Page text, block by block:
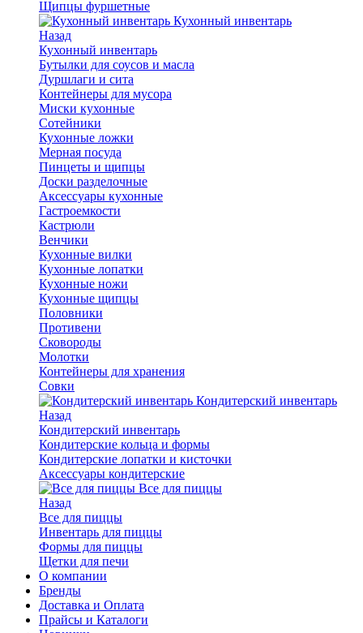
Щипцы фуршетные
Кухонный инвентарь
Назад
Кухонный инвентарь
Бутылки для соусов и масла
Дуршлаги и сита
Контейнеры для мусора
Миски кухонные
Сотейники
Кухонные ложки
Мерная посуда
Пинцеты и щипцы
Доски разделочные
Аксессуары кухонные
Гастроемкости
Кастрюли
Венчики
Кухонные вилки
Кухонные лопатки
Кухонные ножи
Кухонные щипцы
Половники
Противени
Сковороды
Молотки
Контейнеры для хранения
Совки
Кондитерский инвентарь
Назад
Кондитерский инвентарь
Кондитерские кольца и формы
Кондитерские лопатки и кисточки
Аксессуары кондитерские
Все для пиццы
Назад
Все для пиццы
Инвентарь для пиццы
Формы для пиццы
Щетки для печи
О компании
Бренды
Доставка и Оплата
Прайсы и Каталоги